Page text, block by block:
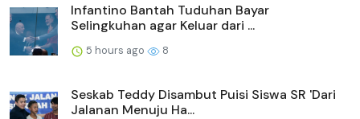
Infantino Bantah Tuduhan Bayar
Selingkuhan agar Keluar dari ...
5 hours ago 8
Seskab Teddy Disambut Puisi Siswa SR 'Dari
Jalanan Menuju Ha...